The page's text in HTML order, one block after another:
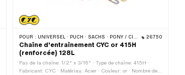
POUR : UNIVERSEL · PUCH · SACHS · PONY / CILO (BÊTA 521 & 512) · ZÜNDAPP BELMONDO · TOMOS · BYE BIKE 26750
Chaîne d'entraînement CYC or 415H
(renforcée) 128L
Pas de la chaîne: 1/2" x 3/16" · Type de chaîne: 415H ·
Fabricant: CYC · Matériau: Acier · Couleur: or · Nombre de